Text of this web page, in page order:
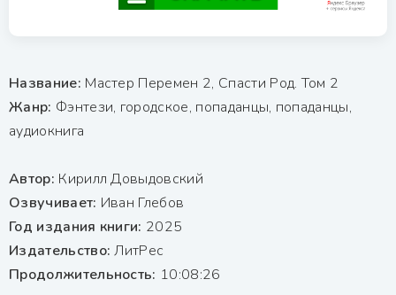
Название: Мастер Перемен 2, Спасти Род. Том 2
Жанр: Фэнтези, городское, попаданцы, попаданцы,
аудиокнига
Автор: Кирилл Довыдовский
Озвучивает: Иван Глебов
Год издания книги: 2025
Издательство:ЛитРес
Продолжительность: 10:08:26